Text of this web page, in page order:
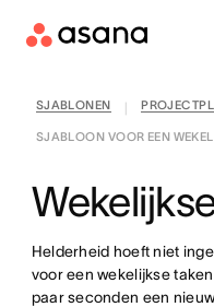
Contact
SJABLONEN
SJABLOON VOOR EEN
Helderheid hoeft niet
voor een wekelijkse
paar seconden een